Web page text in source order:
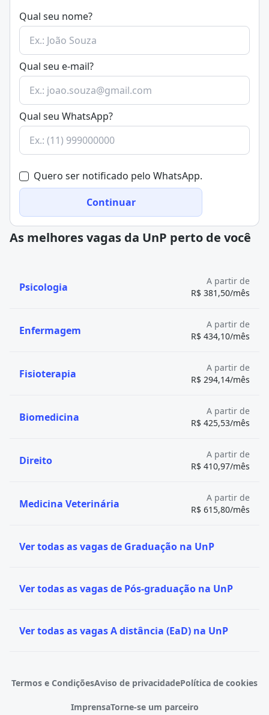
Qual seu nome?
Qual seu e-mail?
Qual seu WhatsApp?
Quero ser notificado pelo WhatsApp.
Continuar
As melhores vagas da UnP perto de você
Psicologia
A partir de
R$ 381,50/mês
Enfermagem
A partir de
R$ 434,10/mês
Fisioterapia
A partir de
R$ 294,14/mês
Biomedicina
A partir de
R$ 425,53/mês
Direito
A partir de
R$ 410,97/mês
Medicina Veterinária
A partir de
R$ 615,80/mês
Ver todas as vagas de Graduação na UnP
Ver todas as vagas de Pós-graduação na UnP
Ver todas as vagas A distância (EaD) na UnP
Termos e CondiçõesAviso de privacidadePolítica de cookies
ImprensaTorne-se um parceiro